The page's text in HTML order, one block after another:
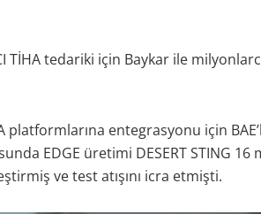
TİHA tedariki için Baykar ile
entegrasyonu için
EDGE üretimi DESERT STING 16
ve test atışını icra etmişti.